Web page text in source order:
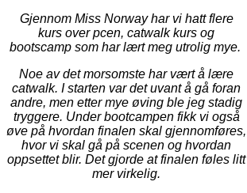
Gjennom Miss Norway har vi hatt flere
kurs over pcen, catwalk kurs og
bootscamp som har lært meg utrolig mye.
Noe av det morsomste har vært å lære
catwalk. I starten var det uvant å gå foran
andre, men etter mye øving ble jegstadig
tryggere. Under bootcampen fikk vi også
øve på hvordan finalen skal gjennomføres,
hvor vi skal gå på scenen og hvordan
oppsettet blir. Det gjorde at finalen føles litt
mer virkelig.